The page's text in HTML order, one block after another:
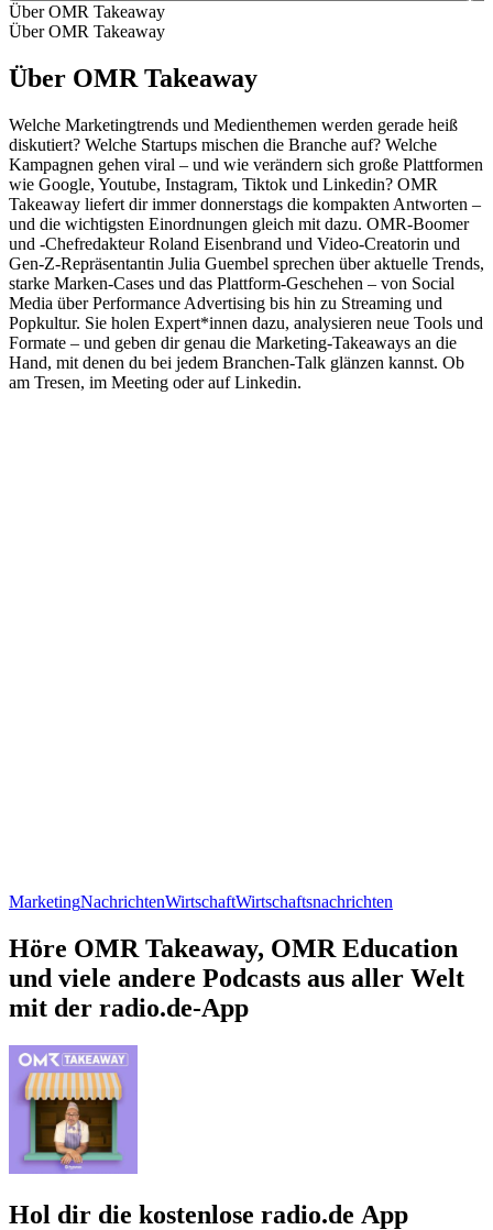
Über OMR Takeaway
Über OMR Takeaway
Über OMR Takeaway
Welche Marketingtrends und Medienthemen werden gerade heiß
diskutiert? Welche Startups mischen die Branche auf? Welche
Kampagnen gehen viral – und wie verändern sich große Plattformen
wie Google, Youtube, Instagram, Tiktok und Linkedin? OMR
Takeaway liefert dir immer donnerstags die kompakten Antworten –
und die wichtigsten Einordnungen gleich mit dazu. OMR-Boomer
und -Chefredakteur Roland Eisenbrand und Video-Creatorin und
Gen-Z-Repräsentantin Julia Guembel sprechen über aktuelle Trends,
starke Marken-Cases und das Plattform-Geschehen – von Social
Media über Performance Advertising bis hin zu Streaming und
Popkultur. Sie holen Expert*innen dazu, analysieren neue Tools und
Formate – und geben dir genau die Marketing-Takeaways an die
Hand, mit denen du bei jedem Branchen-Talk glänzen kannst. Ob
am Tresen, im Meeting oder auf Linkedin.
MarketingNachrichtenWirtschaftWirtschaftsnachrichten
Höre OMR Takeaway, OMR Education
und viele andere Podcasts aus aller Welt
mit der radio.de-App
Hol dir die kostenlose radio.de App